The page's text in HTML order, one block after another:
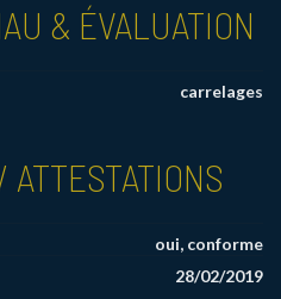
& ÉVALUATION
carrelages
oui, conforme
28/02/2019